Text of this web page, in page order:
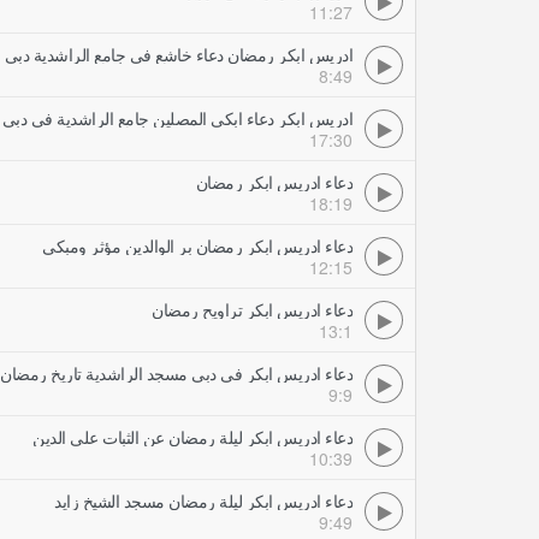
11:27
ادريس ابكر رمضان دعاء خاشع في جامع الراشدية دبي
8:49
ادريس ابكر دعاء ابكى المصلين جامع الراشدية في
17:30
دعاء ادريس ابكر رمضان
18:19
دعاء ادريس ابكر رمضان بر الوالدين مؤثر ومبكي
12:15
دعاء ادريس ابكر تراويح رمضان
13:1
دعاء ادريس ابكر في دبي مسجد الراشدية تاريخ رمضان
9:9
دعاء ادريس ابكر ليلة رمضان عن الثبات على الدين
10:39
دعاء ادريس ابكر ليلة رمضان مسجد الشيخ زايد
9:49